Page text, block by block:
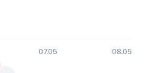
07.05 08.05